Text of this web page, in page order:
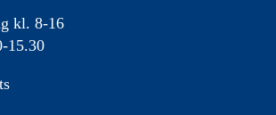
kl. 8-16
15.30